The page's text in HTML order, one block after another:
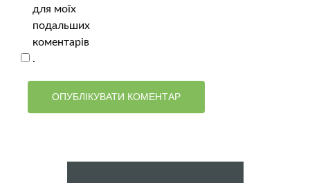
для моїх
подальших
коментарів
.